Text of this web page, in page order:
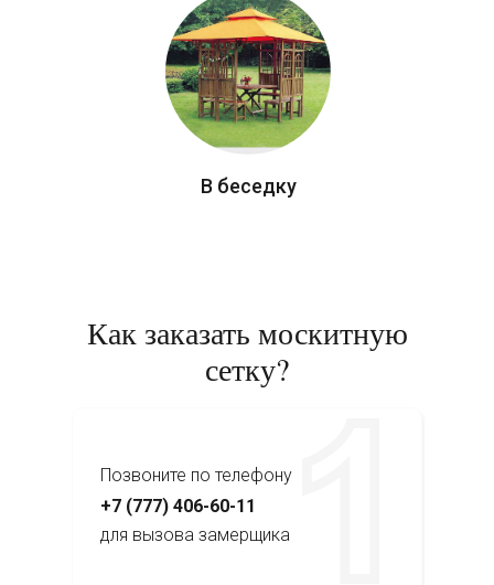
В беседку
Как заказать москитную
сетку?
Позвоните по телефону
+7 (777) 406-60-11
для вызова замерщика